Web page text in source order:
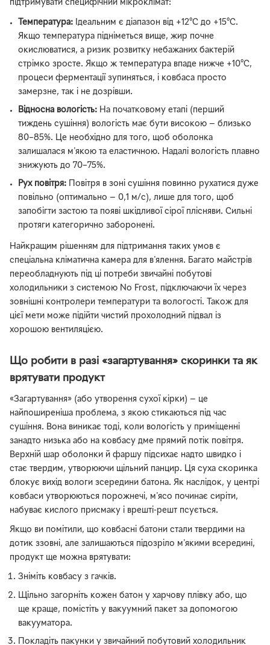
підтримувати специфічний мікроклімат:
Температура: Ідеальним є діапазон від +12°C до +15°C.
Якщо температура підніметься вище, жир почне
окислюватися, а ризик розвитку небажаних бактерій
стрімко зросте. Якщо ж температура впаде нижче +10°C,
процеси ферментації зупиняться, і ковбаса просто
замерзне, так і не дозрівши.
Відносна вологість: На початковому етапі (перший
тиждень сушіння) вологість має бути високою — близько
80–85%. Це необхідно для того, щоб оболонка
залишалася м'якою та еластичною. Надалі вологість плавно
знижують до 70–75%.
Рух повітря: Повітря в зоні сушіння повинно рухатися дуже
повільно (оптимально — 0,1 м/с), лише для того, щоб
запобігти застою та появі шкідливої сірої плісняви. Сильні
протяги категорично заборонені.
Найкращим рішенням для підтримання таких умов є
спеціальна кліматична камера для в'ялення. Багато майстрів
переобладнують під ці потреби звичайні побутові
холодильники з системою No Frost, підключаючи їх через
зовнішні контролери температури та вологості. Також для
цієї мети може підійти чистий прохолодний підвал із
хорошою вентиляцією.
Що робити в разі «загартування» скоринки та як
врятувати продукт
«Загартування» (або утворення сухої кірки) — це
найпоширеніша проблема, з якою стикаються під час
сушіння. Вона виникає тоді, коли вологість у приміщенні
занадто низька або на ковбасу дме прямий потік повітря.
Верхній шар оболонки й фаршу підсихає надто швидко і
стає твердим, утворюючи щільний панцир. Ця суха скоринка
блокує вихід вологи зсередини батона. Як наслідок, у центрі
ковбаси утворюються порожнечі, м'ясо починає сиріти,
набуває кислого присмаку і врешті-решт псується.
Якщо ви помітили, що ковбасні батони стали твердими на
дотик ззовні, але залишаються підозріло м'якими всередині,
продукт ще можна врятувати:
Зніміть ковбасу з гачків.
Щільно загорніть кожен батон у харчову плівку або, що
ще краще, помістіть у вакуумний пакет за допомогою
вакууматора.
Покладіть пакунки у звичайний побутовий холодильник